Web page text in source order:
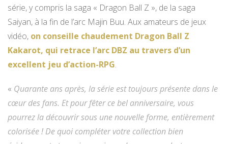
série, y compris la saga « Dragon Ball Z », de la saga
Saiyan, à la fin de l’arc Majin Buu. Aux amateurs de jeux
vidéo, on conseille chaudement Dragon Ball Z
Kakarot, qui retrace l’arc DBZ au travers d’un
excellent jeu d’action-RPG.
« Quarante ans après, la série est toujours présente dans le
cœur des fans. Et pour fêter ce bel anniversaire, vous
pourrez la découvrir sous une nouvelle forme, entièrement
colorisée ! De quoi compléter votre collection bien